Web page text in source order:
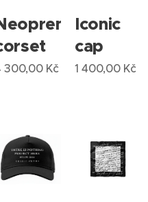
300,00Kč
Iconic
cap
1 400,00Kč